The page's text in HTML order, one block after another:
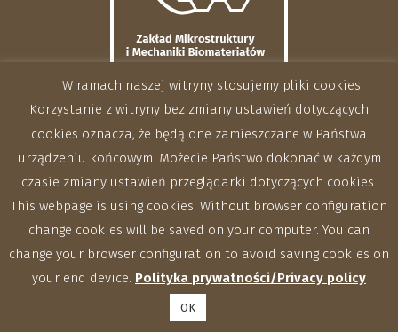
W ramach naszej witryny stosujemy pliki cookies.
Korzystanie z witryny bez zmiany ustawień dotyczących
cookies oznacza, że będą one zamieszczane w Państwa
urządzeniu końcowym. Możecie Państwo dokonać w każdym
czasie zmiany ustawień przeglądarki dotyczących cookies.
This webpage is using cookies. Without browser configuration
change cookies will be saved on your computer. You can
change your browser configuration to avoid saving cookies on
your end device. Polityka prywatności/Privacy policy
OK